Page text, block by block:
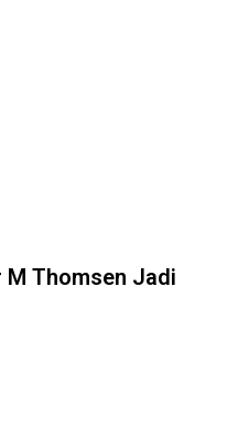
M Thomsen Jadi